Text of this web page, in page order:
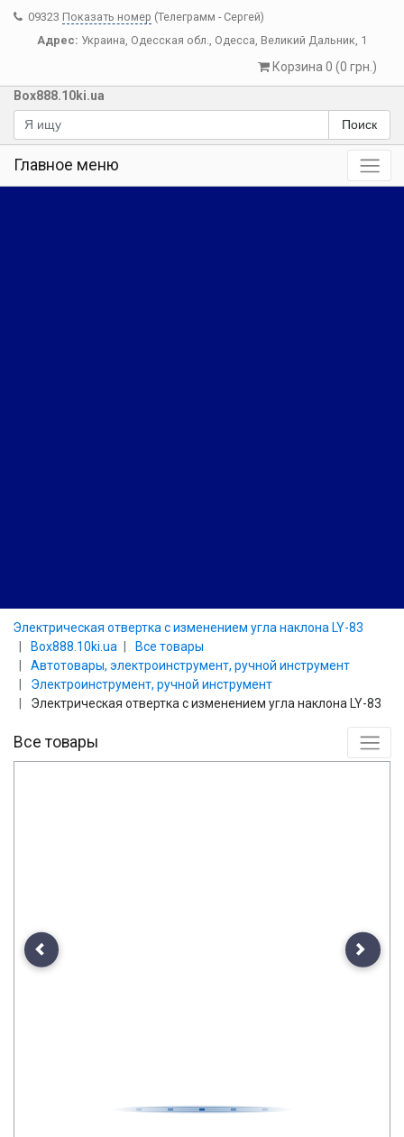
09323 Показать номер (Телеграмм - Сергей)
Адрес: Украина, Одесская обл., Одесса, Великий Дальник, 1
Корзина 0 (0 грн.)
Box888.10ki.ua
Поиск
Главное меню
Электрическая отвертка с изменением угла наклона LY-83
Box888.10ki.ua
Все товары
Автотовары, электроинструмент, ручной инструмент
Электроинструмент, ручной инструмент
Электрическая отвертка с изменением угла наклона LY-83
Все товары
Previous Next